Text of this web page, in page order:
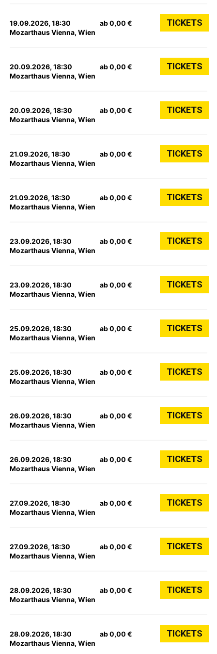
19.09.2026, 18:30
Mozarthaus Vienna, Wien
ab 0,00 € TICKETS
20.09.2026, 18:30
Mozarthaus Vienna, Wien
ab 0,00 € TICKETS
20.09.2026, 18:30
Mozarthaus Vienna, Wien
ab 0,00 € TICKETS
21.09.2026, 18:30
Mozarthaus Vienna, Wien
ab 0,00 € TICKETS
21.09.2026, 18:30
Mozarthaus Vienna, Wien
ab 0,00 € TICKETS
23.09.2026, 18:30
Mozarthaus Vienna, Wien
ab 0,00 € TICKETS
23.09.2026, 18:30
Mozarthaus Vienna, Wien
ab 0,00 € TICKETS
25.09.2026, 18:30
Mozarthaus Vienna, Wien
ab 0,00 € TICKETS
25.09.2026, 18:30
Mozarthaus Vienna, Wien
ab 0,00 € TICKETS
26.09.2026, 18:30
Mozarthaus Vienna, Wien
ab 0,00 € TICKETS
26.09.2026, 18:30
Mozarthaus Vienna, Wien
ab 0,00 € TICKETS
27.09.2026, 18:30
Mozarthaus Vienna, Wien
ab 0,00 € TICKETS
27.09.2026, 18:30
Mozarthaus Vienna, Wien
ab 0,00 € TICKETS
28.09.2026, 18:30
Mozarthaus Vienna, Wien
ab 0,00 € TICKETS
28.09.2026, 18:30
Mozarthaus Vienna, Wien
ab 0,00 € TICKETS